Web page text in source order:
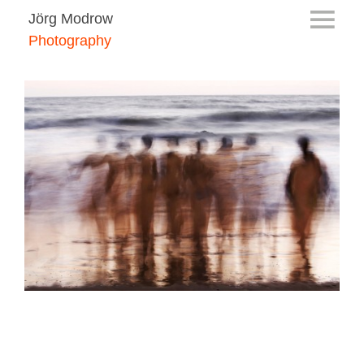
Jörg Modrow
Photography